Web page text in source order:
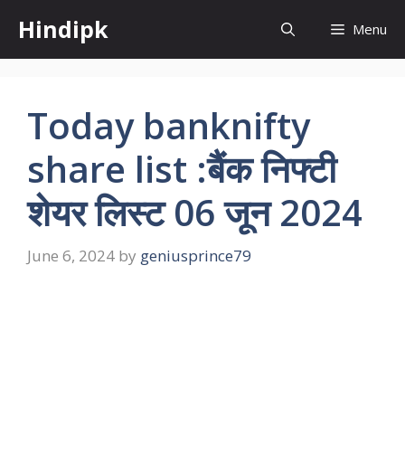
content
Hindipk Menu
Today banknifty
share list :बैंक निफ्टी
शेयर लिस्ट 06 जून 2024
June 6, 2024 by geniusprince79